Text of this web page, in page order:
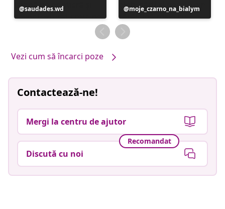
Postare
publicată
saudades.wd
Postare
publicată
de
moje_czarno_na_bialym
Vezi cum să încarci poze
Contactează-ne!
Mergi la centru de ajutor
Recomandat
Discută cu noi